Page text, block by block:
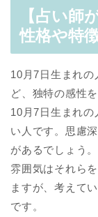
【占い師
性格や特
10月7日生まれ
ど、独特の感性
10月7日生まれ
い人です。思慮
があるでしょう。
雰囲気はそれら
ますが、考えて
です。